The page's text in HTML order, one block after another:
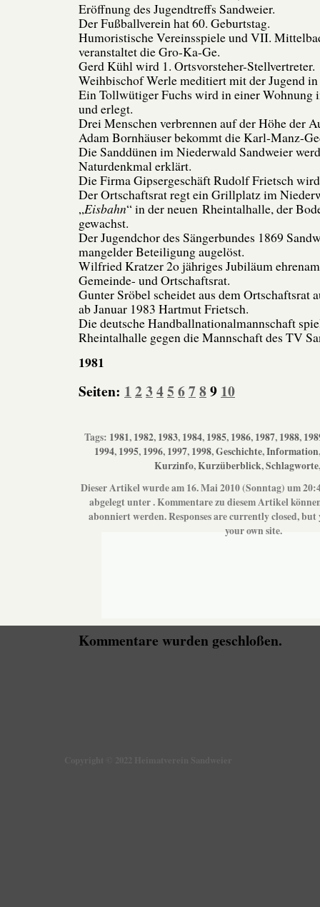
Eröffnung des Jugendtreffs Sandweier.
Der Fußballverein hat 60. Geburtstag.
Humoristische Vereinsspiele und VII.
veranstaltet die Gro-Ka-Ge.
Gerd Kühl wird 1. Ortsvorsteher-Stellvertreter.
Weihbischof Werle meditiert mit der Jugend
Ein Tollwütiger Fuchs wird in einer Wohnung
und erlegt.
Drei Menschen verbrennen auf der Höhe der
Adam Bornhäuser bekommt die Karl-Manz-
Die Sanddünen im Niederwald Sandweier
Naturdenkmal erklärt.
Die Firma Gipsergeschäft Rudolf Frietsch
Der Ortschaftsrat regt ein Grillplatz im
„Eisbahn“ in der neuen Rheintalhalle, der
gewachst.
Der Jugendchor des Sängerbundes 1869
mangelder Beteiligung augelöst.
Wilfried Kratzer 2o jähriges Jubiläum
Gemeinde- und Ortschaftsrat.
Gunter Sröbel scheidet aus dem Ortschaftsrat
ab Januar 1983 Hartmut Frietsch.
Die deutsche Handballnationalmannschaft
Rheintalhalle gegen die Mannschaft des TV
1981
Seiten: 1 23 45 67 89 10
Tags: 1981, 1982, 1983, 1984, 1985, 1986, 1987, 1988,
1994, 1995, 1996, 1997, 1998,Geschichte,Information
Kurzinfo,Kurzüberblick,Schlagworte
Dieser Artikel wurde am 16. Mai 2010 (Sonntag) um
abgelegt unter . Kommentare zu diesem Artikel
abonniert werden. Responses are currently closed, but
your own site.
Kommentare wurden geschloßen.